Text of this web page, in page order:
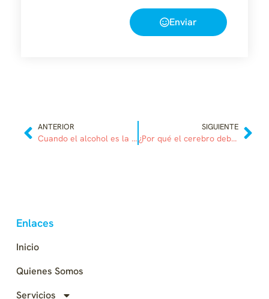
Enviar
ANTERIOR
Cuando el alcohol es la llave que abre la puerta a otras adicciones
SIGUIENTE
¿Por qué el cerebro debe ser educado?
Enlaces
Inicio
Quienes Somos
Servicios